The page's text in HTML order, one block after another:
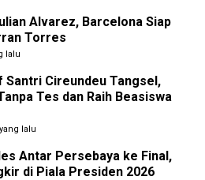
Alvarez, Barcelona Siap
Torres
lalu
Santri Cireundeu Tangsel,
Tes dan Raih Beasiswa
lalu
Antar Persebaya ke Final,
di Piala Presiden 2026